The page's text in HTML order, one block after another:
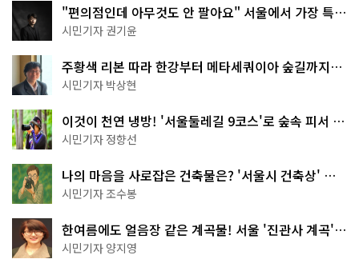
"편의점인데 아무것도 안 팔아요" 서울에서 가장 특별
한 편의점의 정체
시민기자 권기윤
주황색 리본 따라 한강부터 메타세쿼이아 숲길까지…
서울둘레길 15코스
시민기자 박상현
이것이 천연 냉방! '서울둘레길 9코스'로 숲속 피서 떠
나볼까
시민기자 정향선
나의 마음을 사로잡은 건축물은? '서울시 건축상' 수
상작 공개!
시민기자 조수봉
한여름에도 얼음장 같은 계곡물! 서울 '진관사 계곡'이
천국이네~
시민기자 양지영